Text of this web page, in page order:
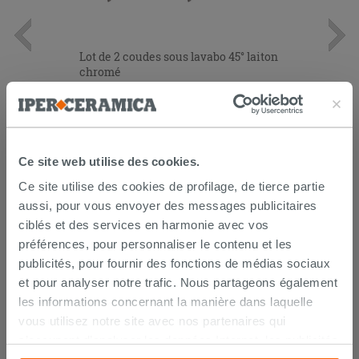
Ce site web utilise des cookies.
Ce site utilise des cookies de profilage, de tierce partie
aussi, pour vous envoyer des messages publicitaires
ciblés et des services en harmonie avec vos
préférences, pour personnaliser le contenu et les
publicités, pour fournir des fonctions de médias sociaux
et pour analyser notre trafic. Nous partageons également
les informations concernant la manière dans laquelle
vous utilisez notre site avec nos partenaires qui
Lot de 2 coudes sous lavabo 45° laiton
chromé
14,90 € /PC
LIVRAISON GARANTIE